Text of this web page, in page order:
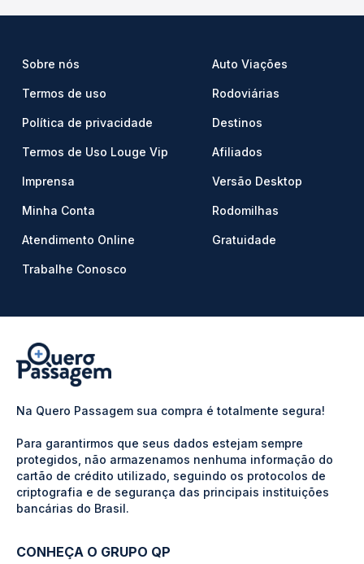
Sobre nós
Termos de uso
Política de privacidade
Termos de Uso Louge Vip
Imprensa
Minha Conta
Atendimento Online
Trabalhe Conosco
Auto Viações
Rodoviárias
Destinos
Afiliados
Versão Desktop
Rodomilhas
Gratuidade
Na Quero Passagem sua compra é totalmente segura!
Para garantirmos que seus dados estejam sempre
protegidos, não armazenamos nenhuma informação do
cartão de crédito utilizado, seguindo os protocolos de
criptografia e de segurança das principais instituições
bancárias do Brasil.
CONHEÇA O GRUPO QP